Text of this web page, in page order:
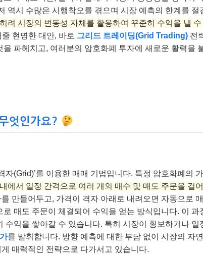
역시 수많은 시행착오를 겪으며 시장 예측의 한계를 절
려 시장의 변동성 자체를 활용하여 꾸준히 수익을 낼 수
현명한 대안, 바로 그리드 트레이딩(Grid Trading) 전
파헤치고, 여러분의 암호화폐 투자에 새로운 활력을
엇인가요?
자(Grid)’를 이용한 매매 기법입니다. 특정 암호화폐의
에서 일정 간격으로 여러 개의 매수 및 매도 주문을 걸
만들어두고, 가격이 격자 아래로 내려오면 자동으로
매도 주문이 체결되어 수익을 얻는 방식입니다. 이 과
수익을 쌓아갈 수 있습니다. 특히 시장이 횡보하거나 일
를 발휘합니다. 방향 예측에 대한 부담 없이 시장의 자
매력적인 전략으로 다가서고 있습니다.